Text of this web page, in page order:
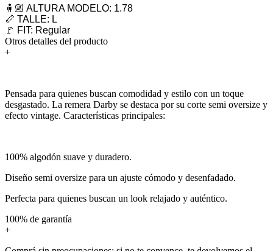
🧍🏼 ALTURA MODELO: 1.78
📏 TALLE: L
🚩 FIT: Regular
Otros detalles del producto
+
Pensada para quienes buscan comodidad y estilo con un toque
desgastado. La remera Darby se destaca por su corte semi oversize y
efecto vintage. Características principales:
100% algodón suave y duradero.
Diseño semi oversize para un ajuste cómodo y desenfadado.
Perfecta para quienes buscan un look relajado y auténtico.
100% de garantía
+